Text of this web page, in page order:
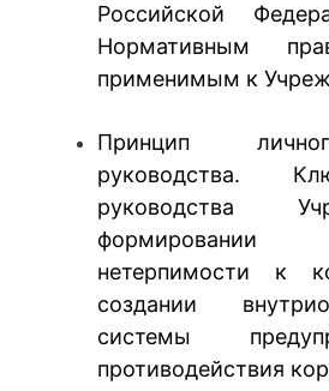
Российской
Нормативным
применимым к
Принцип
руководства.
руководства
нетерпимости к
создании
системы
противодействия